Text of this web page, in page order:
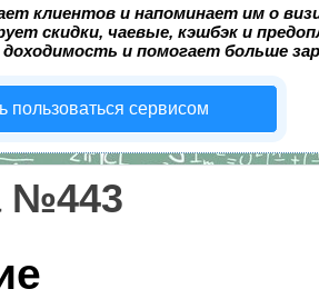
клиентов и напоминает им о
скидки, чаевые, кэшбэк и
доходимость и помогает больше
пользоваться сервисом
№443